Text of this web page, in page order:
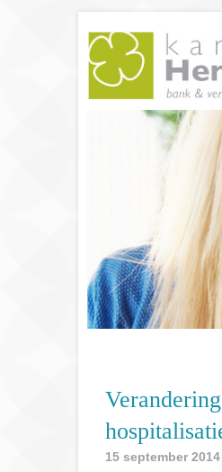
15 september 2014